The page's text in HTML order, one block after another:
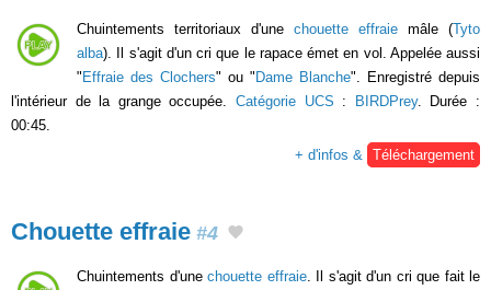
Chuintements territoriaux d'une chouette effraie mâle (Tyto
alba). Il s'agit d'un cri que le rapace émet en vol. Appelée aussi
" Effraie des Clochers" ou " Dame Blanche". Enregistré depuis
l'intérieur de la grange occupée. Catégorie UCS : BIRDPrey. Durée :
00:45.
+ d'infos & Téléchargement
Chouette effraie #4
Chuintements d'une chouette effraie. Il s'agit d'un cri que fait le